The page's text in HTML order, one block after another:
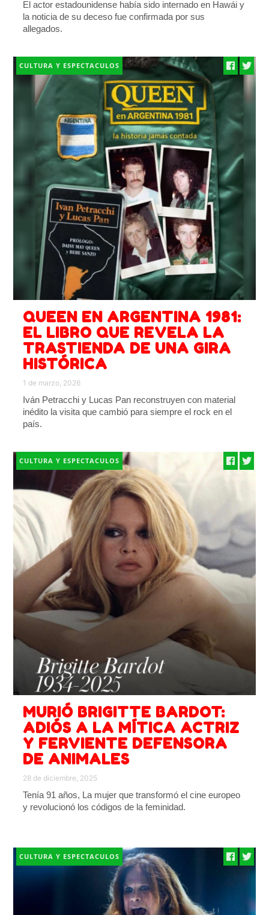
El actor estadounidense había sido internado en Hawái y
la noticia de su deceso fue confirmada por sus
allegados.
CULTURA Y ESPECTACULOS
QUEEN EN ARGENTINA 1981:
EL LIBRO QUE REVELA LA
TRASTIENDA DE UNA GIRA
HISTÓRICA
1 de marzo, 2026
Iván Petracchi y Lucas Pan reconstruyen con material
inédito la visita que cambió para siempre el rock en el
país.
CULTURA Y ESPECTACULOS
MURIÓ BRIGITTE BARDOT:
ADIÓS A LA MÍTICA ACTRIZ
Y FERVIENTE DEFENSORA
DE ANIMALES
28 de diciembre, 2025
Tenía 91 años, La mujer que transformó el cine europeo
y revolucionó los códigos de la feminidad.
CULTURA Y ESPECTACULOS